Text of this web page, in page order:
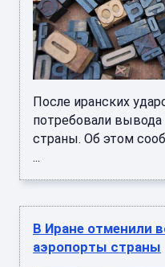
После иранских
потребовали
страны. Об этом
...
В Иране отменили
аэропорты страны